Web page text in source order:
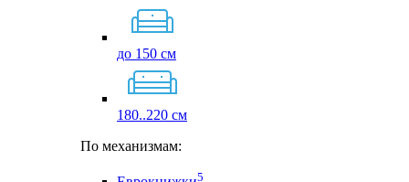
до 150 см
180..220 см
По механизмам:
5